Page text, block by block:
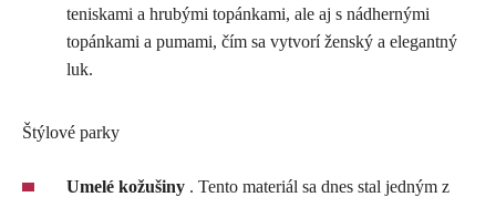
teniskami a hrubými topánkami, ale aj s nádhernými
topánkami a pumami, čím sa vytvorí ženský a elegantný
luk.
Štýlové parky
Umelé kožušiny . Tento materiál sa dnes stal jedným z